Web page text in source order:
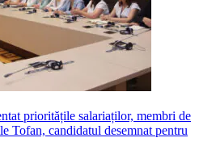
prioritățile salariaților, membri de
Tofan, candidatul desemnat pentru